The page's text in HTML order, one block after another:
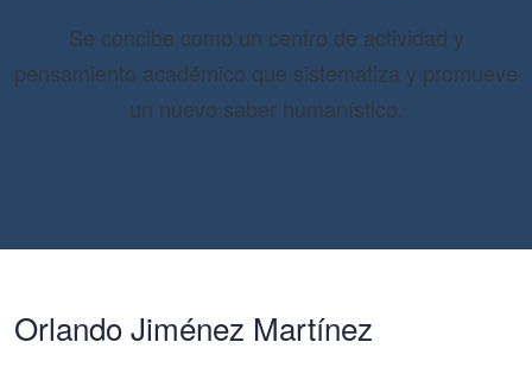
Se concibe como un centro de actividad y
pensamiento académico que sistematiza y promueve
un nuevo saber humanístico.
Orlando Jiménez Martínez